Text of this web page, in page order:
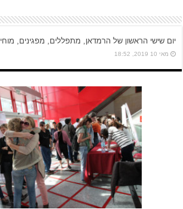
יום שישי הראשון של הרמדאן, מתפללים, מפגינים,
מאי 10 2019, 18:52